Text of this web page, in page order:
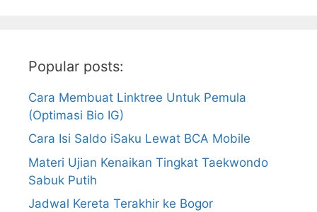
Popular posts:
Cara Membuat Linktree Untuk Pemula
(Optimasi Bio IG)
Cara Isi Saldo iSaku Lewat BCA Mobile
Materi Ujian Kenaikan Tingkat Taekwondo
Sabuk Putih
Jadwal Kereta Terakhir ke Bogor